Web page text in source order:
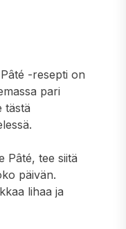
-resepti on
pari
tästä
Pâté, tee siitä
päivän.
lihaa ja